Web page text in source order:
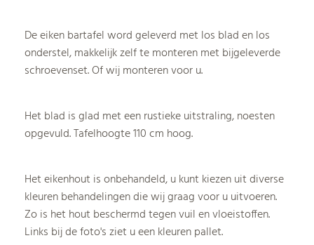
De eiken bartafel word geleverd met los blad en los
onderstel, makkelijk zelf te monteren met bijgeleverde
schroevenset. Of wij monteren voor u.
Het blad is glad met een rustieke uitstraling, noesten
opgevuld. Tafelhoogte 110 cm hoog.
Het eikenhout is onbehandeld, u kunt kiezen uit diverse
kleuren behandelingen die wij graag voor u uitvoeren.
Zo is het hout beschermd tegen vuil en vloeistoffen.
Links bij de foto's ziet u een kleuren pallet.